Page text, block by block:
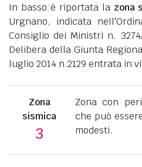
In basso è riportata la zona
Urgnano, indicata
Consiglio dei Ministri n.
Delibera della Giunta
luglio 2014 n.2129 entrata in
Zona
sismica
3
Zona con
che può
modesti.